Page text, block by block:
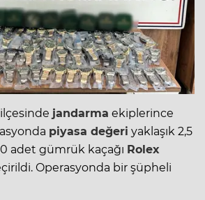
ilçesinde jandarma ekiplerince
piyasa değeri yaklaşık 2,5
adet gümrük kaçağı Rolex
Operasyonda bir şüpheli